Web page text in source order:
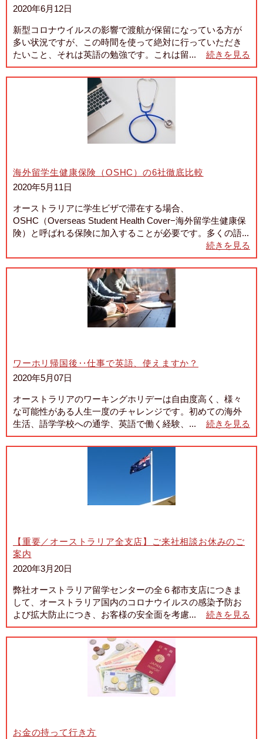
2020年6月12日
新型コロナウイルスの影響で渡航が保留になっている方が
多い状況ですが、この時間を使って絶対に行っていただき
たいこと、それは英語の勉強です。これは留...
続きを見る
海外留学生健康保険（OSHC）の6社徹底比較
2020年5月11日
オーストラリアに学生ビザで滞在する場合、
OSHC（Overseas Student Health Cover−海外留学生健康保
険）と呼ばれる保険に加入することが必要です。多くの語...
続きを見る
ワーホリ帰国後‥仕事で英語、使えますか？
2020年5月07日
オーストラリアのワーキングホリデーは自由度高く、様々
な可能性がある人生一度のチャレンジです。初めての海外
生活、語学学校への通学、英語で働く経験、...
続きを見る
【重要／オーストラリア全支店】ご来社相談お休みのご
案内
2020年3月20日
弊社オーストラリア留学センターの全６都市支店につきま
して、オーストラリア国内のコロナウイルスの感染予防お
よび拡大防止につき、お客様の安全面を考慮...
続きを見る
お金の持って行き方